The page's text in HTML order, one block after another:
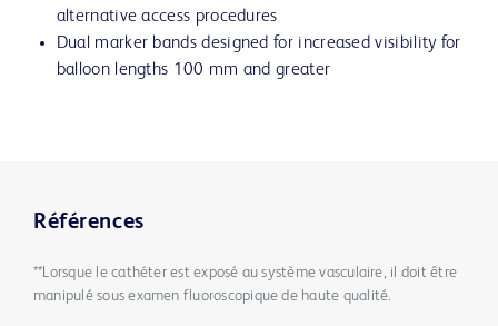
alternative access procedures
Dual marker bands designed for increased visibility for
balloon lengths 100 mm and greater
Références
**Lorsque le cathéter est exposé au système vasculaire, il doit être
manipulé sous examen fluoroscopique de haute qualité.